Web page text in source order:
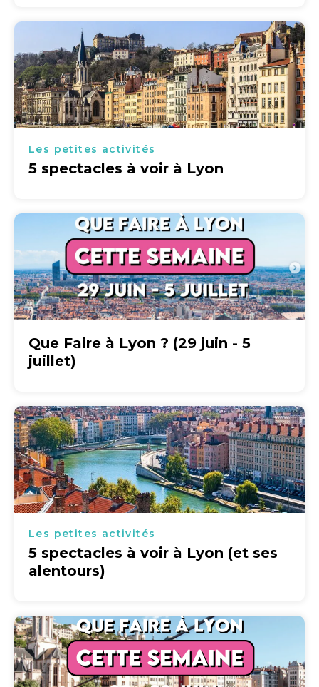
Les petites activités
5 spectacles à voir à Lyon
Que Faire à Lyon ? (29 juin - 5
juillet)
Les petites activités
5 spectacles à voir à Lyon (et ses
alentours)